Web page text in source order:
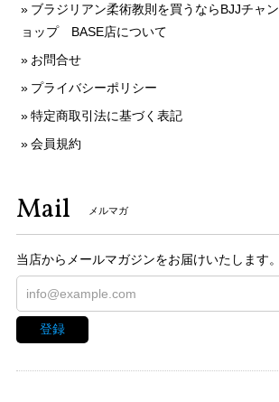
ブラジリアン柔術教則を買うならBJJチャ
ョップ BASE店について
お問合せ
プライバシーポリシー
特定商取引法に基づく表記
会員規約
Mail メルマガ
当店からメールマガジンをお届けいたします。
登録